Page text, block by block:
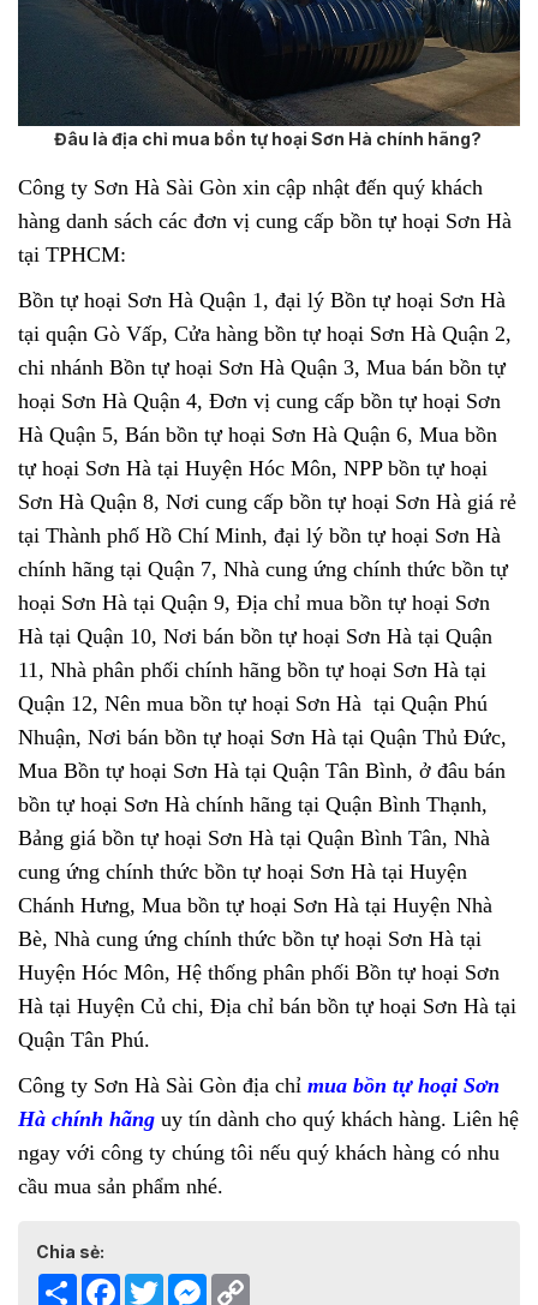
Đâu là địa chỉ mua bồn tự hoại Sơn Hà chính hãng?
Công ty Sơn Hà Sài Gòn xin cập nhật đến quý khách
hàng danh sách các đơn vị cung cấp bồn tự hoại Sơn Hà
tại TPHCM:
Bồn tự hoại Sơn Hà Quận 1, đại lý Bồn tự hoại Sơn Hà
tại quận Gò Vấp, Cửa hàng bồn tự hoại Sơn Hà Quận 2,
chi nhánh Bồn tự hoại Sơn Hà Quận 3, Mua bán bồn tự
hoại Sơn Hà Quận 4, Đơn vị cung cấp bồn tự hoại Sơn
Hà Quận 5, Bán bồn tự hoại Sơn Hà Quận 6, Mua bồn
tự hoại Sơn Hà tại Huyện Hóc Môn, NPP bồn tự hoại
Sơn Hà Quận 8, Nơi cung cấp bồn tự hoại Sơn Hà giá rẻ
tại Thành phố Hồ Chí Minh, đại lý bồn tự hoại Sơn Hà
chính hãng tại Quận 7, Nhà cung ứng chính thức bồn tự
hoại Sơn Hà tại Quận 9, Địa chỉ mua bồn tự hoại Sơn
Hà tại Quận 10, Nơi bán bồn tự hoại Sơn Hà tại Quận
11, Nhà phân phối chính hãng bồn tự hoại Sơn Hà tại
Quận 12, Nên mua bồn tự hoại Sơn Hà tại Quận Phú
Nhuận, Nơi bán bồn tự hoại Sơn Hà tại Quận Thủ Đức,
Mua Bồn tự hoại Sơn Hà tại Quận Tân Bình, ở đâu bán
bồn tự hoại Sơn Hà chính hãng tại Quận Bình Thạnh,
Bảng giá bồn tự hoại Sơn Hà tại Quận Bình Tân, Nhà
cung ứng chính thức bồn tự hoại Sơn Hà tại Huyện
Chánh Hưng, Mua bồn tự hoại Sơn Hà tại Huyện Nhà
Bè, Nhà cung ứng chính thức bồn tự hoại Sơn Hà tại
Huyện Hóc Môn, Hệ thống phân phối Bồn tự hoại Sơn
Hà tại Huyện Củ chi, Địa chỉ bán bồn tự hoại Sơn Hà tại
Quận Tân Phú.
Công ty Sơn Hà Sài Gòn địa chỉ mua bồn tự hoại Sơn
Hà chính hãng uy tín dành cho quý khách hàng. Liên hệ
ngay với công ty chúng tôi nếu quý khách hàng có nhu
cầu mua sản phẩm nhé.
Chia sẻ:
Share Facebook
TwitterMessenger